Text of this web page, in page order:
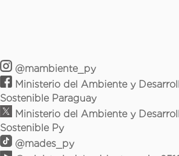
@mambiente_py
Ministerio del Ambiente y
Sostenible Paraguay
Ministerio del Ambiente y
Sostenible Py
@mades_py